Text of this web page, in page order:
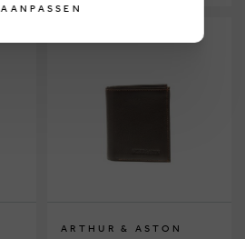
ARTHUR & ASTON
AANPASSEN